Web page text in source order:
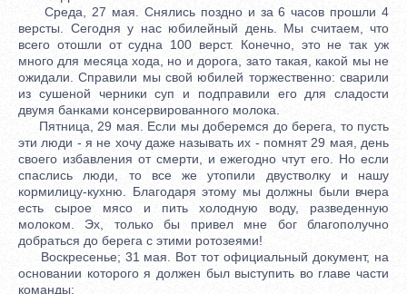
Среда, 27 мая. Снялись поздно и за 6 часов прошли 4
версты. Сегодня у нас юбилейный день. Мы считаем, что
всего отошли от судна 100 верст. Конечно, это не так уж
много для месяца хода, но и дорога, зато такая, какой мы не
ожидали. Справили мы свой юбилей торжественно: сварили
из сушеной черники суп и подправили его для сладости
двумя банками консервированного молока.
Пятница, 29 мая. Если мы доберемся до берега, то пусть
эти люди - я не хочу даже называть их - помнят 29 мая, день
своего избавления от смерти, и ежегодно чтут его. Но если
спаслись люди, то все же утопили двустволку и нашу
кормилицу-кухню. Благодаря этому мы должны были вчера
есть сырое мясо и пить холодную воду, разведенную
молоком. Эх, только бы привел мне бог благополучно
добраться до берега с этими ротозеями!
Воскресенье; 31 мая. Вот тот официальный документ, на
основании которого я должен был выступить во главе части
команды: